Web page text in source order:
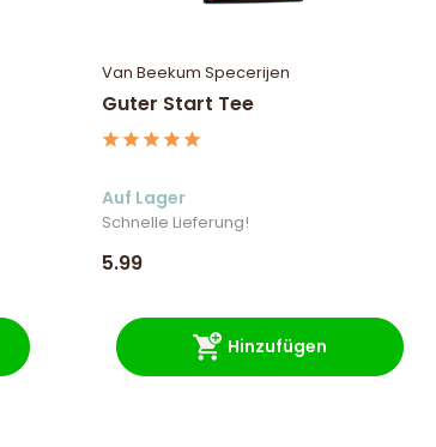
Van Beekum Specerijen
Guter Start Tee
Auf Lager
Schnelle Lieferung!
5.99
Hinzufügen